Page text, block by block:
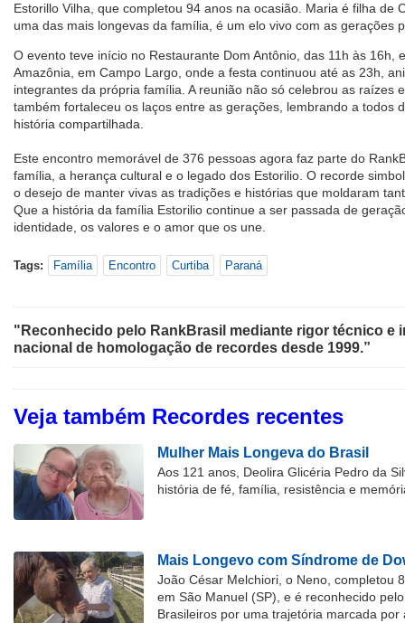
Estorillo Vilha, que completou 94 anos na ocasião. Maria é filha de
uma das mais longevas da família, é um elo vivo com as gerações
O evento teve início no Restaurante Dom Antônio, das 11h às 16h,
Amazônia, em Campo Largo, onde a festa continuou até as 23h,
integrantes da própria família. A reunião não só celebrou as raízes
também fortaleceu os laços entre as gerações, lembrando a todos
história compartilhada.
Este encontro memorável de 376 pessoas agora faz parte do
família, a herança cultural e o legado dos Estorilio. O recorde
o desejo de manter vivas as tradições e histórias que moldaram
Que a história da família Estorilio continue a ser passada de
identidade, os valores e o amor que os une.
Tags: Família Encontro Curtiba Paraná
"Reconhecido pelo RankBrasil mediante rigor técnico e
nacional de homologação de recordes desde 1999.”
Veja também Recordes recentes
Mulher Mais Longeva do Brasil
Aos 121 anos, Deolira Glicéria Pedro da
história de fé, família, resistência e
Mais Longevo com Síndrome de
João César Melchiori, o Neno, completou
em São Manuel (SP), e é reconhecido
Brasileiros por uma trajetória marcada por